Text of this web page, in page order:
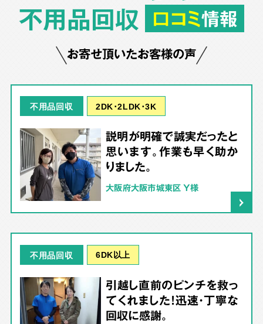
不用品回収 口コミ情報
お寄せ頂いたお客様の声
不用品回収 2DK･2LDK･3K
説明が明確で誠実だったと
思います。作業も早く助か
りました。
大阪府大阪市城東区 Y様
不用品回収 6DK以上
引越し直前のピンチを救っ
てくれました！迅速・丁寧な
回収に感謝。